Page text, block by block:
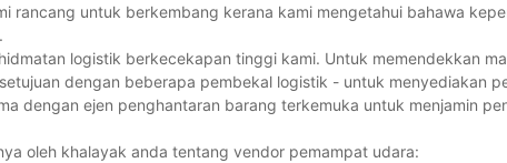
untuk berkembang kerana kami mengetahui bahawa
logistik berkecekapan tinggi kami. Untuk memendekkan
dengan beberapa pembekal logistik - untuk menyediakan
dengan ejen penghantaran barang terkemuka untuk menjamin
oleh khalayak anda tentang vendor pemampat udara: